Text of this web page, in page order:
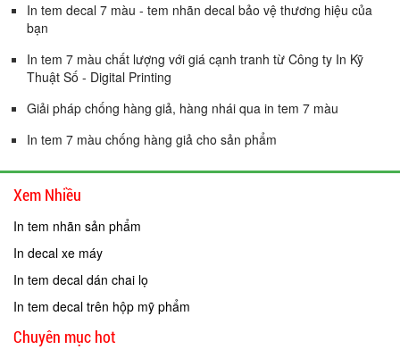
In tem decal 7 màu - tem nhãn decal bảo vệ thương hiệu của
bạn
In tem 7 màu chất lượng với giá cạnh tranh từ Công ty In Kỹ
Thuật Số - Digital Printing
Giải pháp chống hàng giả, hàng nhái qua in tem 7 màu
In tem 7 màu chống hàng giả cho sản phẩm
Xem Nhiều
In tem nhãn sản phẩm
In decal xe máy
In tem decal dán chai lọ
In tem decal trên hộp mỹ phẩm
Chuyên mục hot